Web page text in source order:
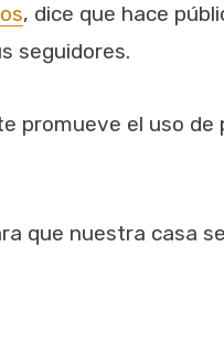
, dice que hace
seguidores.
promueve el uso de
que nuestra casa